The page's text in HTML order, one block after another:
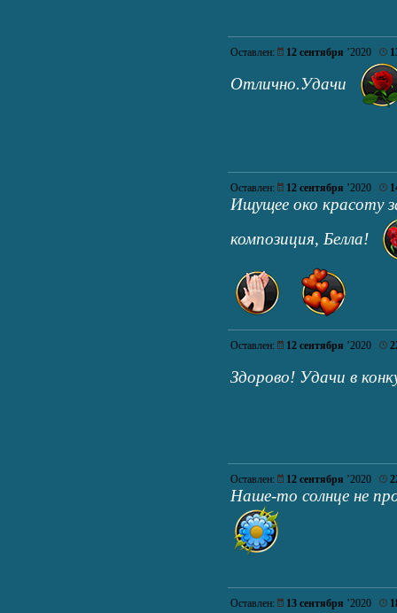
Оставлен: 12 сентября ’2020
Отлично.Удачи
Оставлен: 12 сентября ’2020
Ищущее око красоту
композиция, Белла!
Оставлен: 12 сентября ’2020
Здорово! Удачи в
Оставлен: 12 сентября ’2020
Наше-то солнце не
Оставлен: 13 сентября ’2020